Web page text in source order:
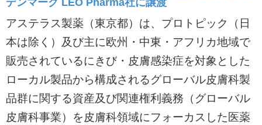
デンマーク LEO Pharma社に譲渡
アステラス製薬（東京都）は、プロトピック（日
本は除く）及び主に欧州・中東・アフリカ地域で
販売されているにきび・皮膚感染症を対象とした
ローカル製品から構成されるグローバル皮膚科製
品群に関する資産及び関連権利義務（グローバル
皮膚科事業）を皮膚科領域にフォーカスした医薬